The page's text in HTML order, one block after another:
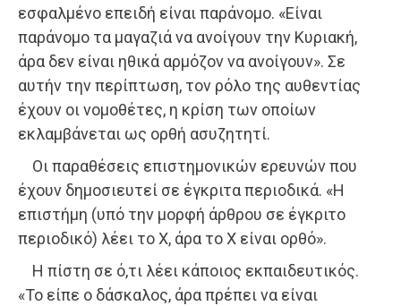
εσφαλμένο επειδή είναι παράνομο. «Είναι
παράνομο τα μαγαζιά να ανοίγουν την Κυριακή,
άρα δεν είναι ηθικά αρμόζον να ανοίγουν». Σε
αυτήν την περίπτωση, τον ρόλο της αυθεντίας
έχουν οι νομοθέτες, η κρίση των οποίων
εκλαμβάνεται ως ορθή ασυζητητί.
Οι παραθέσεις επιστημονικών ερευνών που
έχουν δημοσιευτεί σε έγκριτα περιοδικά. «Η
επιστήμη (υπό την μορφή άρθρου σε έγκριτο
περιοδικό) λέει το Χ, άρα το Χ είναι ορθό».
Η πίστη σε ό,τι λέει κάποιος εκπαιδευτικός.
«Το είπε ο δάσκαλος, άρα πρέπει να είναι